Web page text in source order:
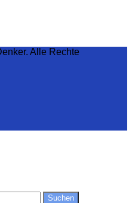
Alle Rechte